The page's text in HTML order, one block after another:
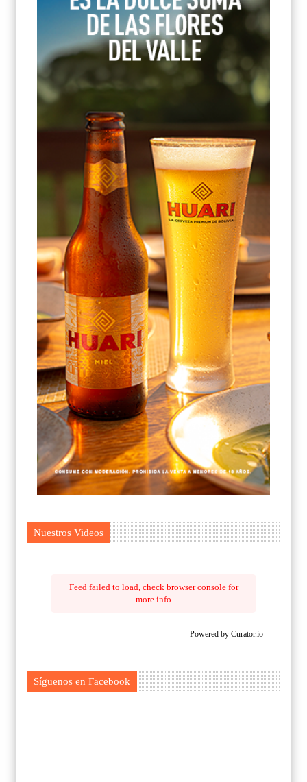
Nuestros Videos
Feed failed to load, check browser console for
more info
Powered by Curator.io
Síguenos en Facebook